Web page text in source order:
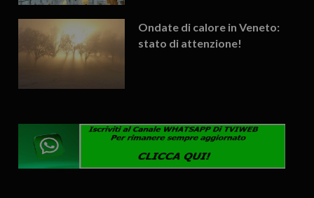
Ondate di calore in Veneto:
stato di attenzione!